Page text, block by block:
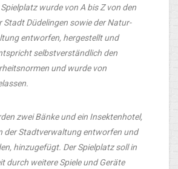
wurde von A bis Z von den
Stadt Düdelingen sowie der Natur-
entworfen, hergestellt und
selbstverständlich den
und wurde von
zwei Bänke und ein Insektenhotel,
der Stadtverwaltung entworfen und
hinzugefügt. Der Spielplatz soll in
durch weitere Spiele und Geräte